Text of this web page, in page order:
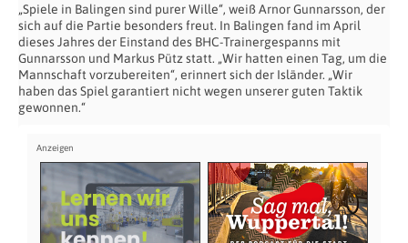
„Spiele in Balingen sind purer Wille“, weiß Arnor Gunnarsson, der
sich auf die Partie besonders freut. In Balingen fand im April
dieses Jahres der Einstand des BHC-Trainergespanns mit
Gunnarsson und Markus Pütz statt. „Wir hatten einen Tag, um die
Mannschaft vorzubereiten“, erinnert sich der Isländer. „Wir
haben das Spiel garantiert nicht wegen unserer guten Taktik
gewonnen.“